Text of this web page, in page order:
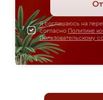
Я соглашаюсь на
согласно Политике
Пользовательскому